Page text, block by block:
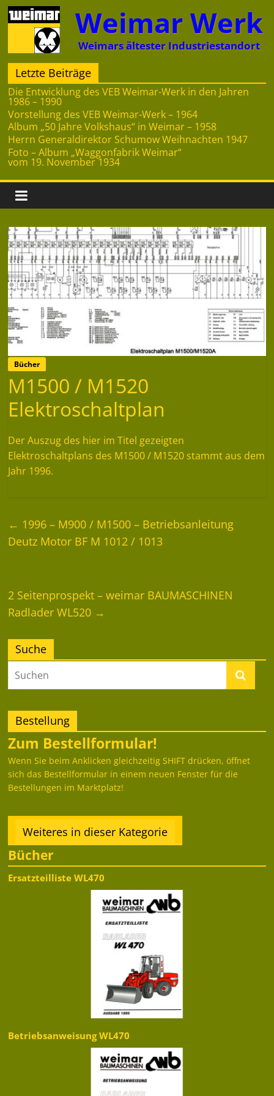
Zum
Inhalt
springen
Weimar Werk
Weimars ältester Industriestandort
Letzte Beiträge
Die Entwicklung des VEB Weimar-Werk in den Jahren
1986 – 1990
Vorstellung des VEB Weimar-Werk – 1964
Album „50 Jahre Volkshaus“ in Weimar – 1958
Herrn Generaldirektor Schumow Weihnachten 1947
Foto – Album „Waggonfabrik Weimar“
vom 19. November 1934
Bücher
M1500 / M1520
Elektroschaltplan
Der Auszug des hier im Titel gezeigten
Elektroschaltplans des M1500 / M1520 stammt aus dem
Jahr 1996.
← 1996 – M900 / M1500 – Betriebsanleitung
Deutz Motor BF M 1012 / 1013
2 Seitenprospekt – weimar BAUMASCHINEN
Radlader WL520 →
Suche
Bestellung
Zum Bestellformular!
Wenn Sie beim Anklicken gleichzeitig SHIFT drücken, öffnet
sich das Bestellformular in einem neuen Fenster für die
Bestellungen im Marktplatz!
Weiteres in dieser Kategorie
Bücher
Ersatzteilliste WL470
Betriebsanweisung WL470